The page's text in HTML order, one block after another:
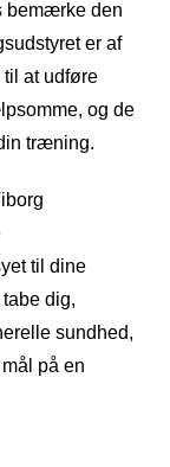
bemærke den
er af
til at udføre
og de
træning.
til dine
dig,
sundhed,
på en